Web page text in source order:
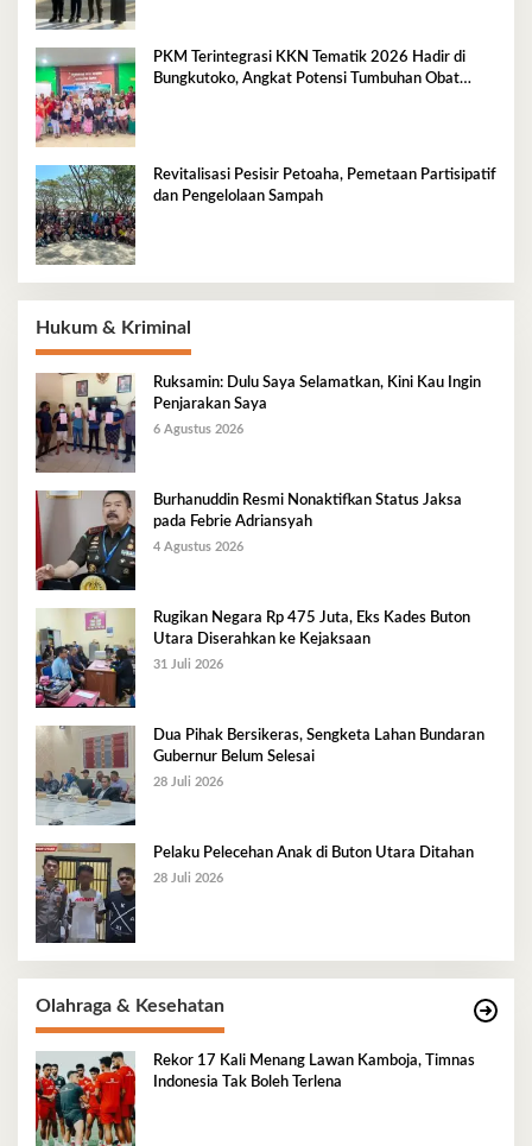
PKM Terintegrasi KKN Tematik 2026 Hadir di
Bungkutoko, Angkat Potensi Tumbuhan Obat
Revitalisasi Pesisir Petoaha, Pemetaan Partisipatif
dan Pengelolaan Sampah
Hukum & Kriminal
Ruksamin: Dulu Saya Selamatkan, Kini Kau Ingin
Penjarakan Saya
6 Agustus 2026
Burhanuddin Resmi Nonaktifkan Status Jaksa
pada Febrie Adriansyah
4 Agustus 2026
Rugikan Negara Rp 475 Juta, Eks Kades Buton
Utara Diserahkan ke Kejaksaan
31 Juli 2026
Dua Pihak Bersikeras, Sengketa Lahan Bundaran
Gubernur Belum Selesai
28 Juli 2026
Pelaku Pelecehan Anak di Buton Utara Ditahan
28 Juli 2026
Olahraga & Kesehatan
Rekor 17 Kali Menang Lawan Kamboja, Timnas
Indonesia Tak Boleh Terlena